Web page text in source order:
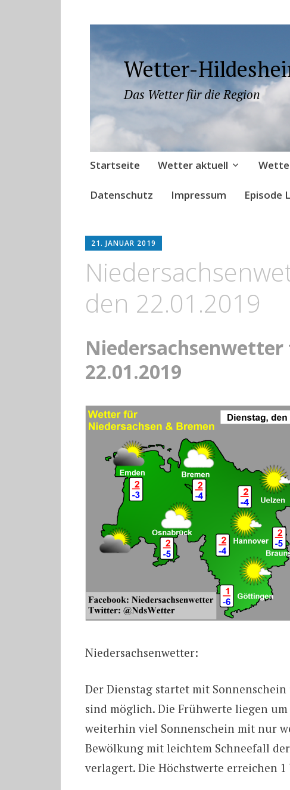
Wetter-
Das Wetter für die Region
Zum
springen
Startseite Wetter aktuell
Datenschutz Impressum Episode
21. JANUAR 2019
den 22.01.2019
22.01.2019
Niedersachsenwetter:
Der Dienstag startet mit
sind möglich. Die Frühwerte liegen
weiterhin viel Sonnenschein mit nur
Bewölkung mit leichtem Schneefall
verlagert. Die Höchstwerte erreichen 1